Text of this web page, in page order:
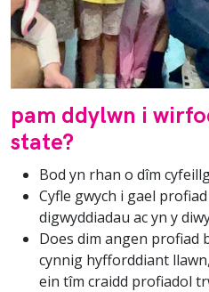
pam ddylwn i
state?
Bod yn rhan o dîm
Cyfle gwych i gael
digwyddiadau ac yn y
Does dim angen profiad
cynnig hyfforddiant
ein tîm craidd profiadol